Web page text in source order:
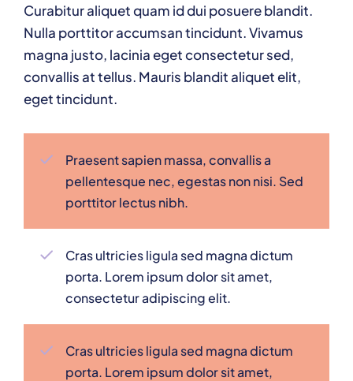
Curabitur aliquet quam id dui posuere blandit.
Nulla porttitor accumsan tincidunt. Vivamus
magna justo, lacinia eget consectetur sed,
convallis at tellus. Mauris blandit aliquet elit,
eget tincidunt.
Praesent sapien massa, convallis a
pellentesque nec, egestas non nisi. Sed
porttitor lectus nibh.
Cras ultricies ligula sed magna dictum
porta. Lorem ipsum dolor sit amet,
consectetur adipiscing elit.
Cras ultricies ligula sed magna dictum
porta. Lorem ipsum dolor sit amet,